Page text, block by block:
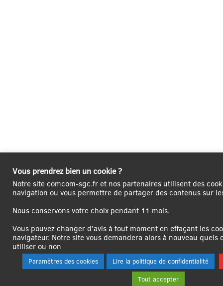
Vous prendrez bien un cookie ?
Notre site comcom-sgc.fr et nos partenaires utilisent des
navigation ou vous permettre de partager des contenus sur
Nous conservons votre choix pendant 11 mois.
Vous pouvez changer d'avis à tout moment en effaçant les
navigateur. Notre site vous demandera alors à nouveau quels
utiliser ou non
Paramètres des cookies
Lire la politique de confidentialité
Tout accepter